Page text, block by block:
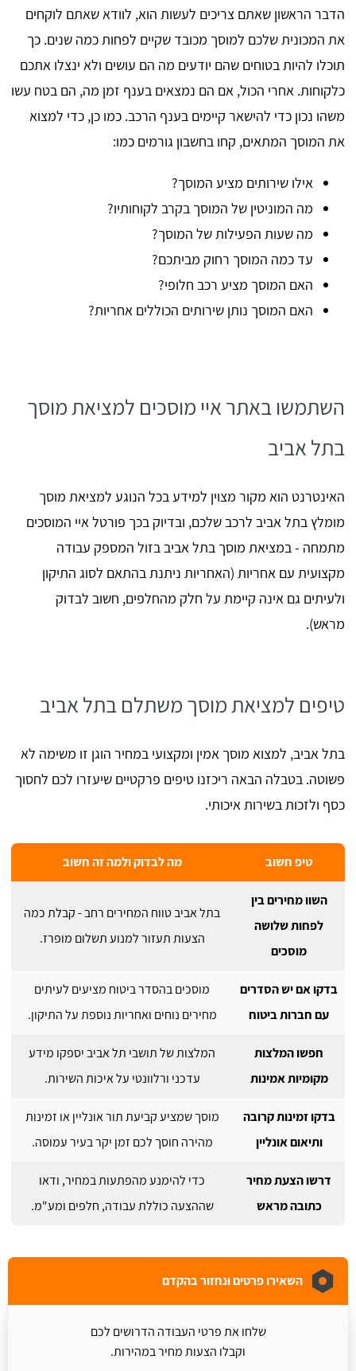
הדבר הראשון שאתם צריכים לעשות הוא, לוודא שאתם לוקחים
את המכונית שלכם למוסך מכובד שקיים לפחות כמה שנים. כך
תוכלו להיות בטוחים שהם יודעים מה הם עושים ולא ינצלו אתכם
כלקוחות. אחרי הכול, אם הם נמצאים בענף זמן מה, הם בטח עשו
משהו נכון כדי להישאר קיימים בענף הרכב. כמו כן, כדי למצוא
את המוסך המתאים, קחו בחשבון גורמים כמו:
אילו שירותים מציע המוסך?
מה המוניטין של המוסך בקרב לקוחותיו?
מה שעות הפעילות של המוסך?
עד כמה המוסך רחוק מביתכם?
האם המוסך מציע רכב חלופי?
האם המוסך נותן שירותים הכוללים אחריות?
השתמשו באתר איי מוסכים למציאת מוסך
בתל אביב
האינטרנט הוא מקור מצוין למידע בכל הנוגע למציאת מוסך
מומלץ בתל אביב לרכב שלכם, ובדיוק בכך פורטל איי המוסכים
מתמחה - במציאת מוסך בתל אביב בזול המספק עבודה
מקצועית עם אחריות (האחריות ניתנת בהתאם לסוג התיקון
ולעיתים גם אינה קיימת על חלק מהחלפים, חשוב לבדוק
מראש).
טיפים למציאת מוסך משתלם בתל אביב
בתל אביב, למצוא מוסך אמין ומקצועי במחיר הוגן זו משימה לא
פשוטה. בטבלה הבאה ריכזנו טיפים פרקטיים שיעזרו לכם לחסוך
כסף ולזכות בשירות איכותי.
טיפ חשוב מה לבדוק ולמה זה חשוב
השוו מחירים בין
לפחות שלושה
מוסכים
בתל אביב טווח המחירים רחב - קבלת כמה
הצעות תעזור למנוע תשלום מופרז.
בדקו אם יש הסדרים
עם חברות ביטוח
מוסכים בהסדר ביטוח מציעים לעיתים
מחירים נוחים ואחריות נוספת על התיקון.
חפשו המלצות
מקומיות אמינות
המלצות של תושבי תל אביב יספקו מידע
עדכני ורלוונטי על איכות השירות.
בדקו זמינות קרובה
ותיאום אונליין
מוסך שמציע קביעת תור אונליין או זמינות
מהירה חוסך לכם זמן יקר בעיר עמוסה.
דרשו הצעת מחיר
כתובה מראש
כדי להימנע מהפתעות במחיר, ודאו
שההצעה כוללת עבודה, חלפים ומע"מ.
השאירו פרטים ונחזור בהקדם
שלחו את פרטי העבודה הדרושים לכם
וקבלו הצעות מחיר במהירות.